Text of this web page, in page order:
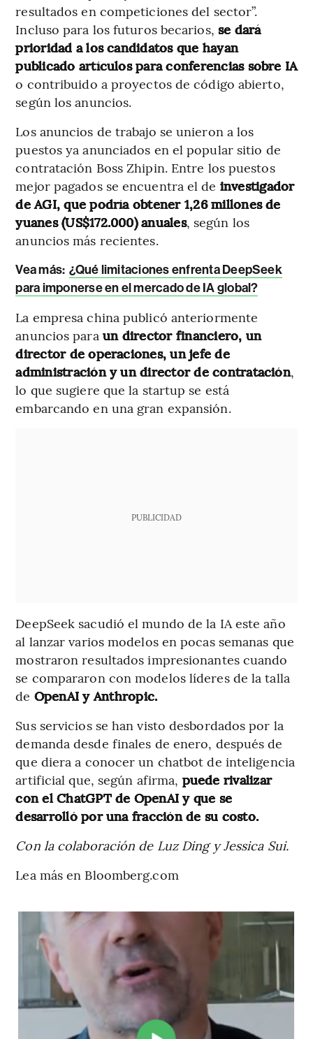
resultados en competiciones del sector”.
Incluso para los futuros becarios, se dará
prioridad a los candidatos que hayan
publicado artículos para conferencias sobre IA
o contribuido a proyectos de código abierto,
según los anuncios.
Los anuncios de trabajo se unieron a los
puestos ya anunciados en el popular sitio de
contratación Boss Zhipin. Entre los puestos
mejor pagados se encuentra el de investigador
de AGI, que podría obtener 1,26 millones de
yuanes (US$172.000) anuales, según los
anuncios más recientes.
Vea más: ¿Qué limitaciones enfrenta DeepSeek
para imponerse en el mercado de IA global?
La empresa china publicó anteriormente
anuncios paraun director financiero, un
director de operaciones, un jefe de
administración y un director de contratación,
lo que sugiere que la startup se está
embarcando en una gran expansión.
PUBLICIDAD
DeepSeek sacudió el mundo de la IA este año
al lanzar varios modelos en pocas semanas que
mostraron resultados impresionantes cuando
se compararon con modelos líderes de la talla
de OpenAI y Anthropic.
Sus servicios se han visto desbordados por la
demanda desde finales de enero, después de
que diera a conocer un chatbot de inteligencia
artificial que, según afirma, puede rivalizar
con el ChatGPT de OpenAI y que se
desarrolló por una fracción de su costo.
Con la colaboración de Luz Ding y Jessica Sui.
Lea más en Bloomberg.com